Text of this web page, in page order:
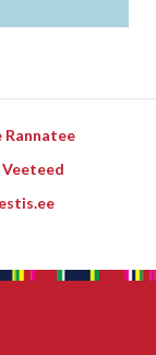
Rannatee
Veeteed